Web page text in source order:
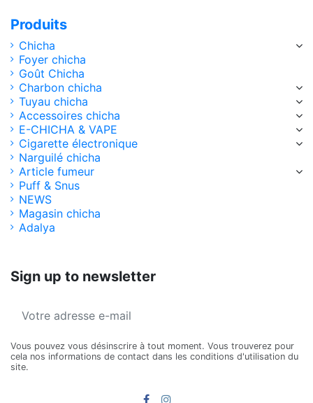
Produits
Chicha
Foyer chicha
Goût Chicha
Charbon chicha
Tuyau chicha
Accessoires chicha
E-CHICHA & VAPE
Cigarette électronique
Narguilé chicha
Article fumeur
Puff & Snus
NEWS
Magasin chicha
Adalya
Sign up to newsletter
Vous pouvez vous désinscrire à tout moment. Vous trouverez pour
cela nos informations de contact dans les conditions d'utilisation du
site.